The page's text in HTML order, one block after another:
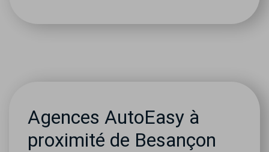
Agences AutoEasy à
proximité de Besançon